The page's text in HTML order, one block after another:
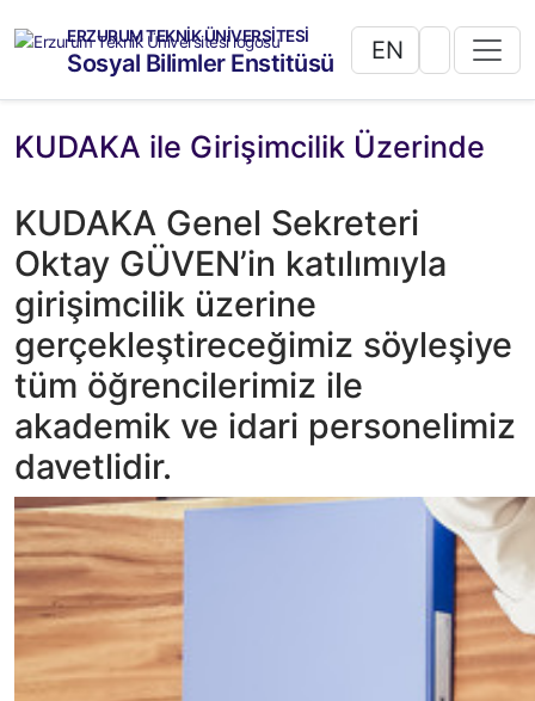
ERZURUM TEKNİK ÜNİVERSİTESİ
Sosyal Bilimler Enstitüsü EN
KUDAKA ile Girişimcilik Üzerinde
KUDAKA Genel Sekreteri
Oktay GÜVEN’in katılımıyla
girişimcilik üzerine
gerçekleştireceğimiz söyleşiye
tüm öğrencilerimiz ile
akademik ve idari personelimiz
davetlidir.